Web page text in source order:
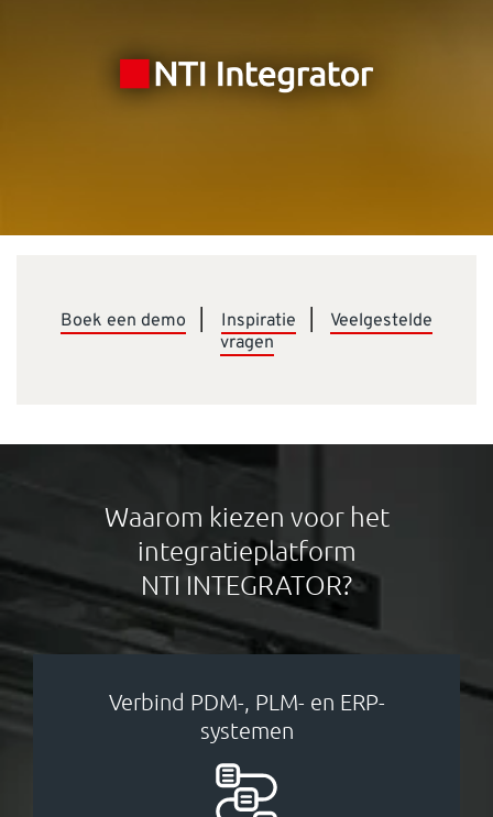
Boek een demo Inspiratie
Veelgestelde
vragen
Waarom kiezen voor het
integratieplatform
NTI INTEGRATOR?
Verbind PDM-, PLM- en ERP-
systemen